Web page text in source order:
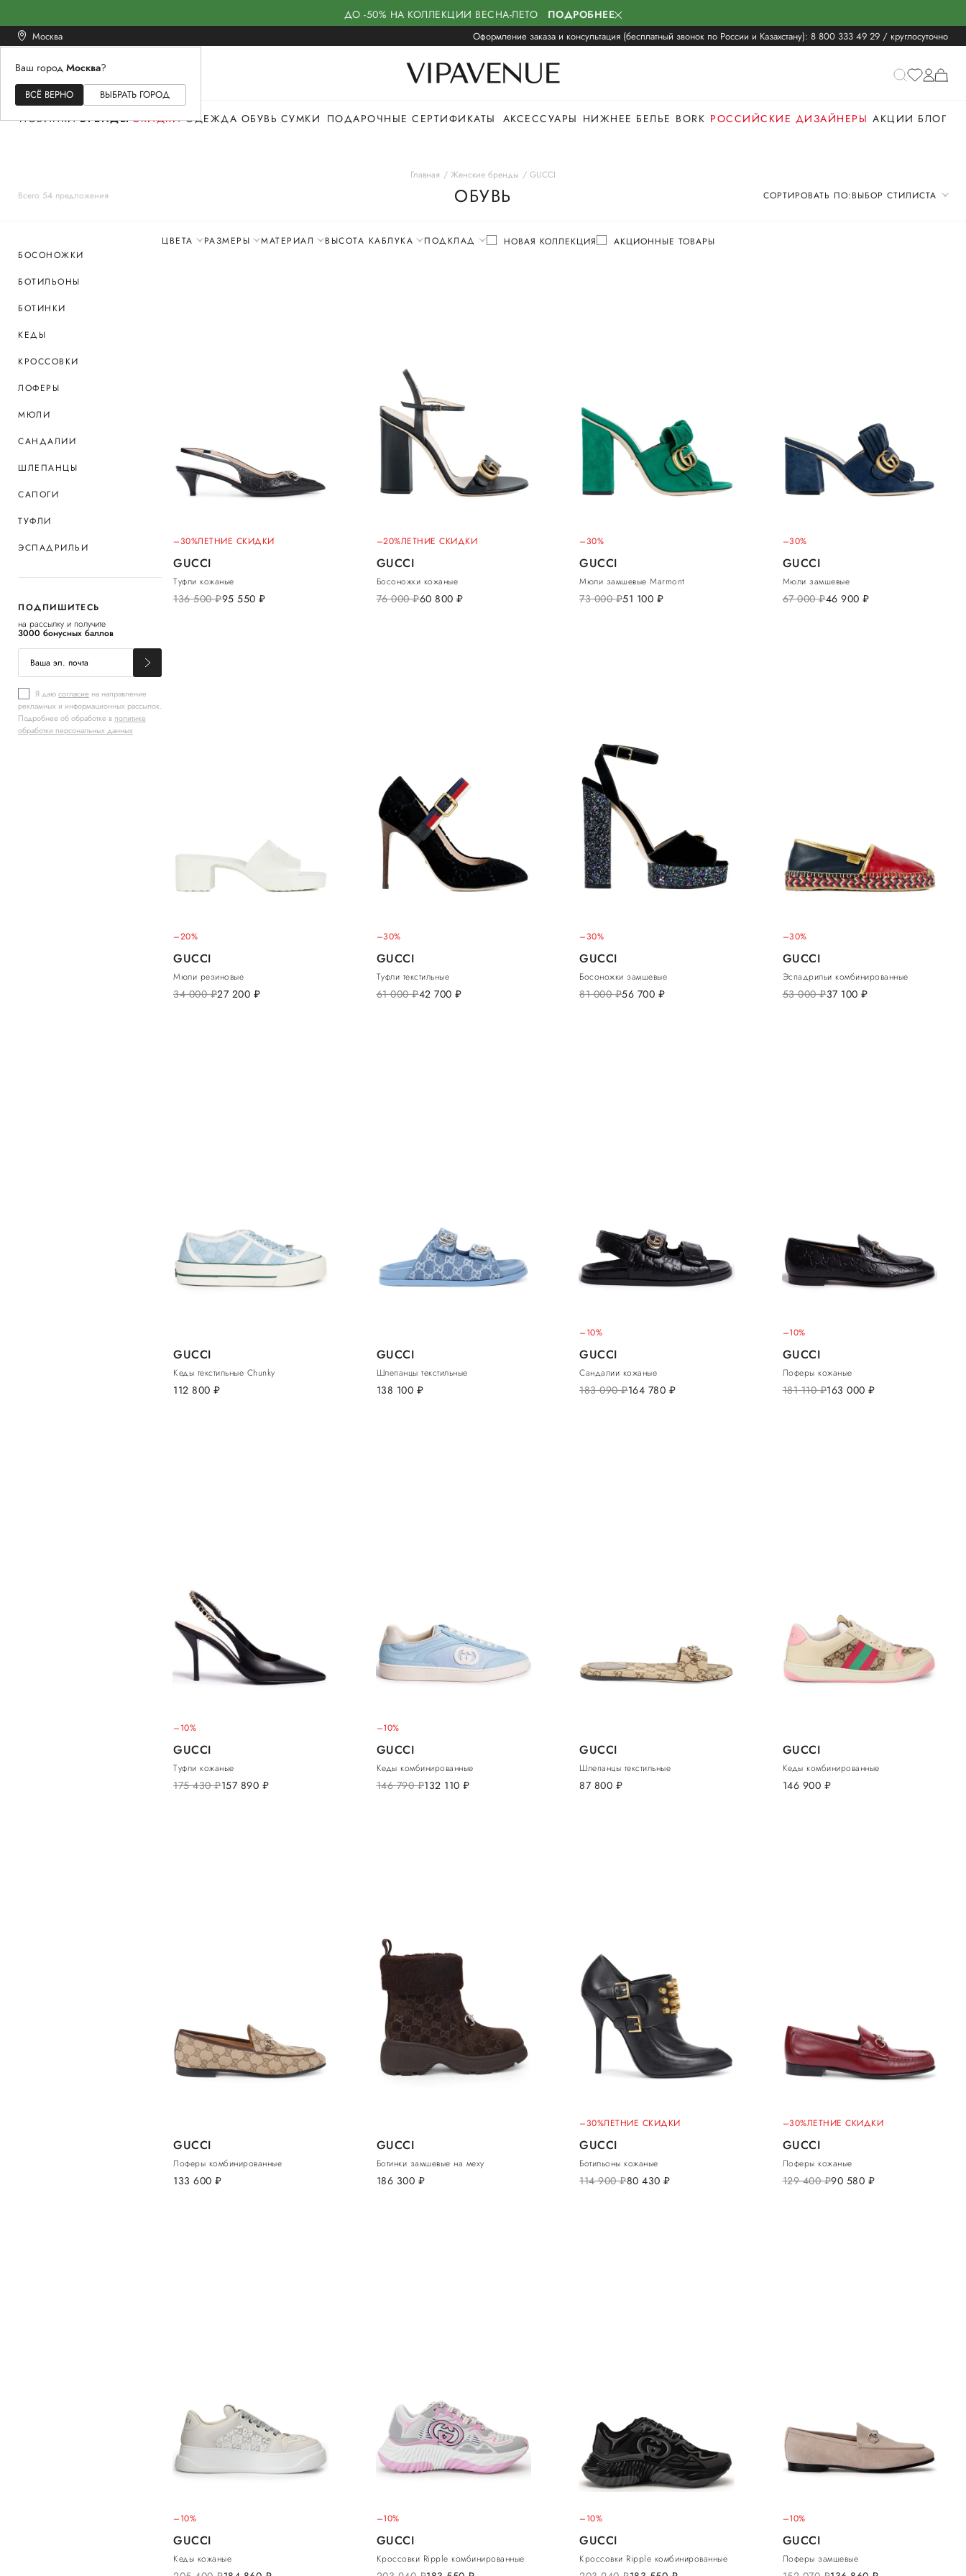
ДО -50% НА КОЛЛЕКЦИИ ВЕСНА-ЛЕТО ПОДРОБНЕЕ
Москва Оформление заказа и консультация (бесплатный звонок по России и Казахстану): 8 800 333 49 29 / круглосуточно
Ваш город Москва?
ВСЁ ВЕРНО ВЫБРАТЬ ГОРОД
ЖЕНСКОЕМУЖСКОЕ
НОВИНКИ БРЕНДЫ СКИДКИ ОДЕЖДА ОБУВЬ СУМКИ ПОДАРОЧНЫЕ СЕРТИФИКАТЫ АКСЕССУАРЫ НИЖНЕЕ БЕЛЬЕ BORK РОССИЙСКИЕ ДИЗАЙНЕРЫ АКЦИИ БЛОГ
Всего 54 предложения
Главная Женские бренды GUCCI
ОБУВЬ СОРТИРОВАТЬ ПО:ВЫБОР СТИЛИСТА
БОСОНОЖКИ
БОТИЛЬОНЫ
БОТИНКИ
КЕДЫ
КРОССОВКИ
ЛОФЕРЫ
МЮЛИ
САНДАЛИИ
ШЛЕПАНЦЫ
САПОГИ
ТУФЛИ
ЭСПАДРИЛЬИ
ПОДПИШИТЕСЬ
на рассылку и получите
3000 бонусных баллов
Я даюсогласие на направление
рекламных и информационных рассылок.
Подробнее об обработке в политике
обработки персональных данных
ЦВЕТА РАЗМЕРЫ МАТЕРИАЛ ВЫСОТА КАБЛУКА ПОДКЛАД НОВАЯ КОЛЛЕКЦИЯ АКЦИОННЫЕ ТОВАРЫ
–30%ЛЕТНИЕ СКИДКИ
GUCCI
Туфли кожаные
136 500руб.95 550 руб.
–20%ЛЕТНИЕ СКИДКИ
GUCCI
Босоножки кожаные
76 000руб.60 800 руб.
–30%
GUCCI
Мюли замшевые Marmont
73 000руб.51 100 руб.
–30%
GUCCI
Мюли замшевые
67 000руб.46 900 руб.
–20%
GUCCI
Мюли резиновые
34 000руб.27 200 руб.
–30%
GUCCI
Туфли текстильные
61 000руб.42 700 руб.
–30%
GUCCI
Босоножки замшевые
81 000руб.56 700 руб.
–30%
GUCCI
Эспадрильи комбинированные
53 000руб.37 100 руб.
GUCCI
Кеды текстильные Chunky
112 800 руб.
GUCCI
Шлепанцы текстильные
138 100 руб.
–10%
GUCCI
Сандалии кожаные
183 090руб.164 780 руб.
–10%
GUCCI
Лоферы кожаные
181 110руб.163 000 руб.
–10%
GUCCI
Туфли кожаные
175 430руб.157 890 руб.
–10%
GUCCI
Кеды комбинированные
146 790руб.132 110 руб.
GUCCI
Шлепанцы текстильные
87 800 руб.
GUCCI
Кеды комбинированные
146 900 руб.
GUCCI
Лоферы комбинированные
133 600 руб.
GUCCI
Ботинки замшевые на меху
186 300 руб.
–30%ЛЕТНИЕ СКИДКИ
GUCCI
Ботильоны кожаные
114 900руб.80 430 руб.
–30%ЛЕТНИЕ СКИДКИ
GUCCI
Лоферы кожаные
129 400руб.90 580 руб.
–10%
GUCCI
Кеды кожаные
–10%
GUCCI
Кроссовки Ripple комбинированные
–10%
GUCCI
Кроссовки Ripple комбинированные
–10%
GUCCI
Лоферы замшевые